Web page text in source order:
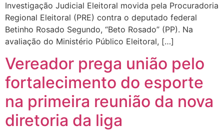
Investigação Judicial Eleitoral movida pela Procuradoria
Regional Eleitoral (PRE) contra o deputado federal
Betinho Rosado Segundo, “Beto Rosado” (PP). Na
avaliação do Ministério Público Eleitoral, […]
Vereador prega união pelo
fortalecimento do esporte
na primeira reunião da nova
diretoria da liga